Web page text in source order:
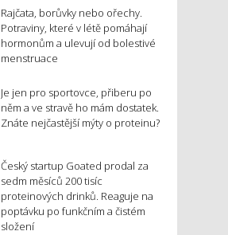
Rajčata, borůvky nebo ořechy.
Potraviny, které v létě pomáhají
hormonům a ulevují od bolestivé
menstruace
Je jen pro sportovce, přiberu po
něm a ve stravě ho mám dostatek.
Znáte nejčastější mýty o proteinu?
Český startup Goated prodal za
sedm měsíců 200 tisíc
proteinových drinků. Reaguje na
poptávku po funkčním a čistém
složení